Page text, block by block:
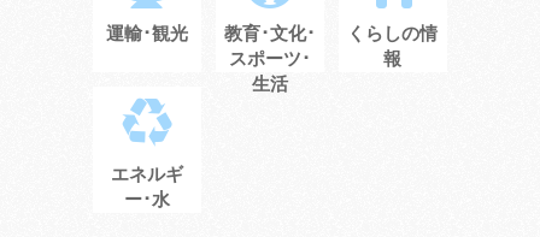
運輸･観光
教育･文化･
スポーツ･
生活
くらしの情
報
エネルギ
ー･水